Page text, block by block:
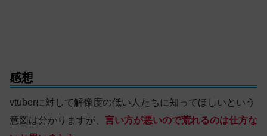
感想
vtuberに対して解像度の低い人たちに知ってほしいという
意図は分かりますが、 言い方が悪いので荒れるのは仕方な